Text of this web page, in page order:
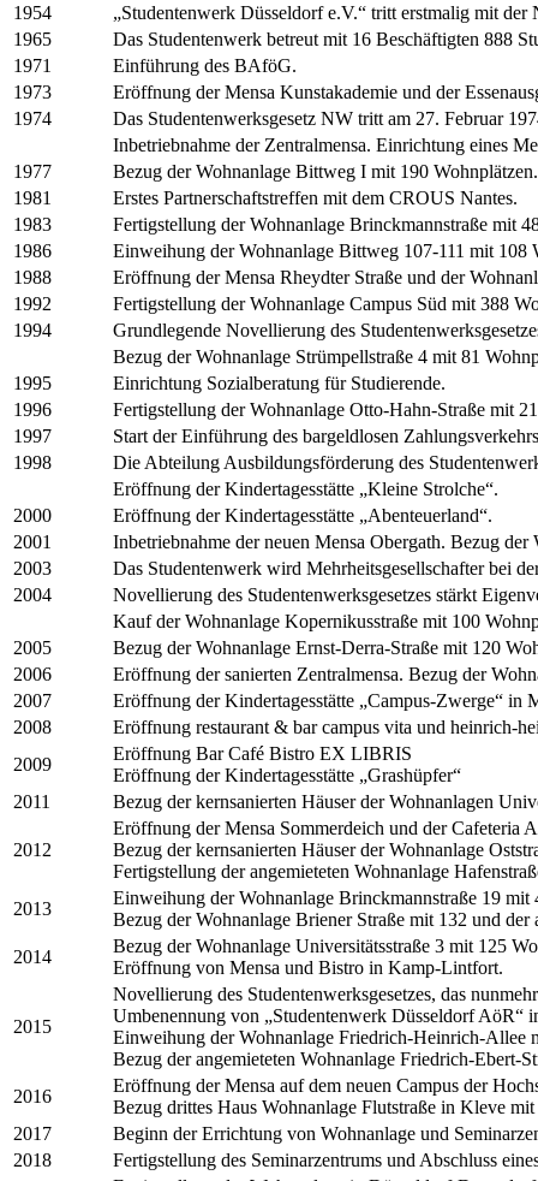
1954
„Studentenwerk Düsseldorf e.V.“ tritt erstmalig mit der
1965
Das Studentenwerk betreut mit 16 Beschäftigten 888
1971
Einführung des BAföG.
1973
Eröffnung der Mensa Kunstakademie und der
1974
Das Studentenwerksgesetz NW tritt am 27. Februar
Inbetriebnahme der Zentralmensa. Einrichtung eines
1977
Bezug der Wohnanlage Bittweg I mit 190 Wohnplätzen.
1981
Erstes Partnerschaftstreffen mit dem CROUS Nantes.
1983
Fertigstellung der Wohnanlage Brinckmannstraße mit
1986
Einweihung der Wohnanlage Bittweg 107-111 mit 108
1988
Eröffnung der Mensa Rheydter Straße und der
1992
Fertigstellung der Wohnanlage Campus Süd mit 388
1994
Grundlegende Novellierung des
Bezug der Wohnanlage Strümpellstraße 4 mit 81
1995
Einrichtung Sozialberatung für Studierende.
1996
Fertigstellung der Wohnanlage Otto-Hahn-Straße mit
1997
Start der Einführung des bargeldlosen
1998
Die Abteilung Ausbildungsförderung des
Eröffnung der Kindertagesstätte „Kleine Strolche“.
2000
Eröffnung der Kindertagesstätte „Abenteuerland“.
2001
Inbetriebnahme der neuen Mensa Obergath. Bezug
2003
Das Studentenwerk wird Mehrheitsgesellschafter bei
2004
Novellierung des Studentenwerksgesetzes stärkt
Kauf der Wohnanlage Kopernikusstraße mit 100
2005
Bezug der Wohnanlage Ernst-Derra-Straße mit 120
2006
Eröffnung der sanierten Zentralmensa. Bezug der
2007
Eröffnung der Kindertagesstätte „Campus-Zwerge“ in
2008
Eröffnung restaurant & bar campus vita und heinrich-
2009
Eröffnung Bar Café Bistro EX LIBRIS
Eröffnung der Kindertagesstätte „Grashüpfer“
2011
Bezug der kernsanierten Häuser der Wohnanlagen
2012
Eröffnung der Mensa Sommerdeich und der Cafeteria
Bezug der kernsanierten Häuser der Wohnanlage
Fertigstellung der angemieteten Wohnanlage
2013
Einweihung der Wohnanlage Brinckmannstraße 19 mit
Bezug der Wohnanlage Briener Straße mit 132 und
2014
Bezug der Wohnanlage Universitätsstraße 3 mit 125
Eröffnung von Mensa und Bistro in Kamp-Lintfort.
2015
Novellierung des Studentenwerksgesetzes, das
Umbenennung von „Studentenwerk Düsseldorf AöR“
Einweihung der Wohnanlage Friedrich-Heinrich-Allee
Bezug der angemieteten Wohnanlage Friedrich-Ebert-
2016
Eröffnung der Mensa auf dem neuen Campus der
Bezug drittes Haus Wohnanlage Flutstraße in Kleve
2017
Beginn der Errichtung von Wohnanlage und
2018
Fertigstellung des Seminarzentrums und Abschluss